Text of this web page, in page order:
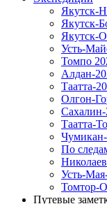
Якутск-
Якутск-
Якутск-
Усть-
Томпо
Алдан-
Таатта-
Олгон-
Таатта-
По
Усть-
Томтор-
Путевые